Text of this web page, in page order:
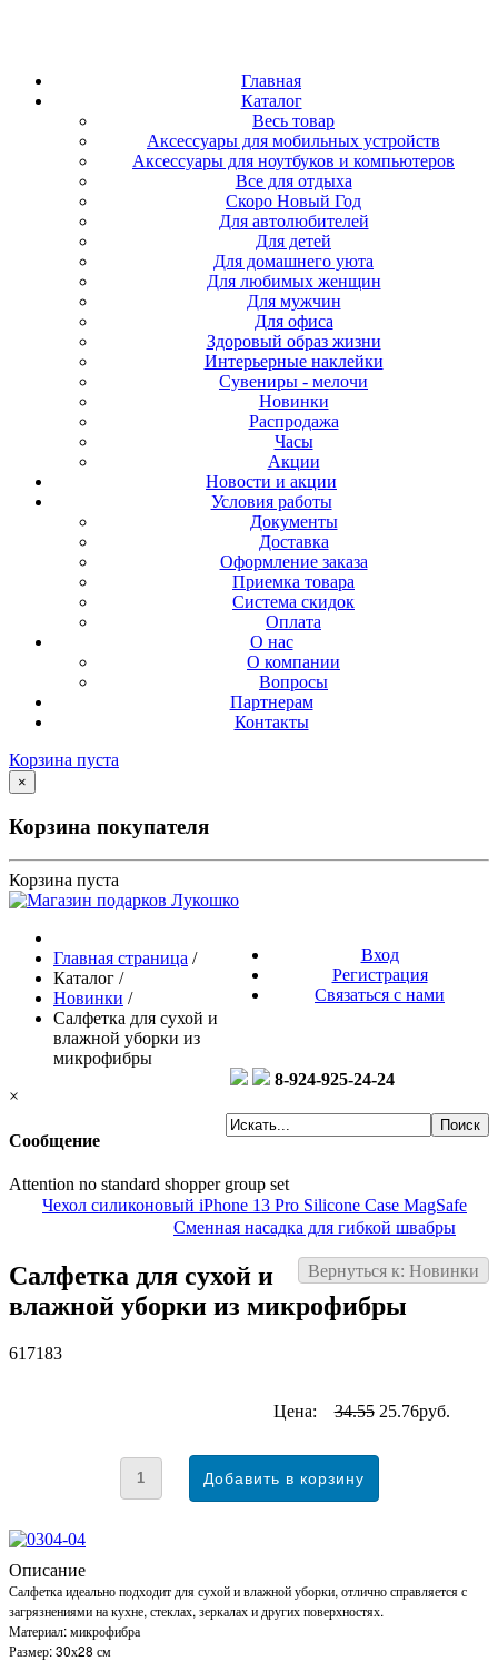
Главная
Каталог
Весь товар
Аксессуары для мобильных устройств
Аксессуары для ноутбуков и компьютеров
Все для отдыха
Скоро Новый Год
Для автолюбителей
Для детей
Для домашнего уюта
Для любимых женщин
Для мужчин
Для офиса
Здоровый образ жизни
Интерьерные наклейки
Сувениры - мелочи
Новинки
Распродажа
Часы
Акции
Новости и акции
Условия работы
Документы
Доставка
Оформление заказа
Приемка товара
Система скидок
Оплата
О нас
О компании
Вопросы
Партнерам
Контакты
Корзина пуста
×
Корзина покупателя
Корзина пуста
Вход
Регистрация
Связаться с нами
8-924-925-24-24
Главная страница /
Каталог /
Новинки /
Салфетка для сухой и
влажной уборки из
микрофибры
×
Сообщение
Attention no standard shopper group set
Чехол силиконовый iPhone 13 Pro Silicone Case MagSafe
Сменная насадка для гибкой швабры
Вернуться к: Новинки
Салфетка для сухой и
влажной уборки из микрофибры
617183
Цена: 34.5525.76руб.
Описание
Салфетка идеально подходит для сухой и влажной уборки, отлично справляется с
загрязнениями на кухне, стеклах, зеркалах и других поверхностях.
Материал: микрофибра
Размер: 30х28 см